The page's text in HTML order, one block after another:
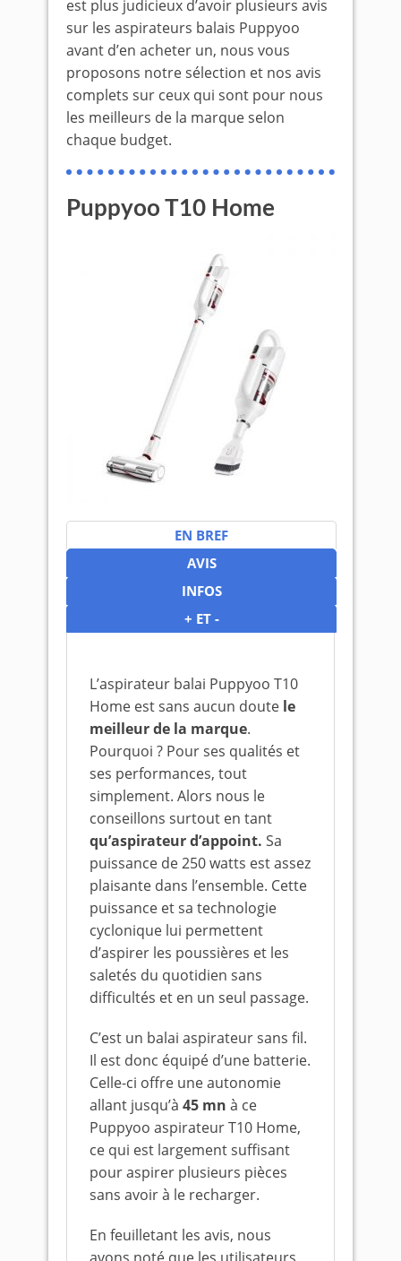
est plus judicieux d’avoir plusieurs avis
sur les aspirateurs balais Puppyoo
avant d’en acheter un, nous vous
proposons notre sélection et nos avis
complets sur ceux qui sont pour nous
les meilleurs de la marque selon
chaque budget.
Puppyoo T10 Home
EN BREF
AVIS
INFOS
+ ET -
L’aspirateur balai Puppyoo T10
Home est sans aucun doute le
meilleur de la marque.
Pourquoi ? Pour ses qualités et
ses performances, tout
simplement. Alors nous le
conseillons surtout en tant
qu’aspirateur d’appoint. Sa
puissance de 250 watts est assez
plaisante dans l’ensemble. Cette
puissance et sa technologie
cyclonique lui permettent
d’aspirer les poussières et les
saletés du quotidien sans
difficultés et en un seul passage.
C’est un balai aspirateur sans fil.
Il est donc équipé d’une batterie.
Celle-ci offre une autonomie
allant jusqu’à 45 mn à ce
Puppyoo aspirateur T10 Home,
ce qui est largement suffisant
pour aspirer plusieurs pièces
sans avoir à le recharger.
En feuilletant les avis, nous